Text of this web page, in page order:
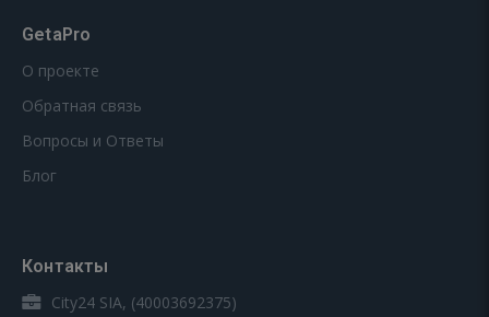
GetaPro
О проекте
Обратная связь
Вопросы и Ответы
Блог
Контакты
City24 SIA, (40003692375)